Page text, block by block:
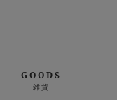
GOODS
雑貨